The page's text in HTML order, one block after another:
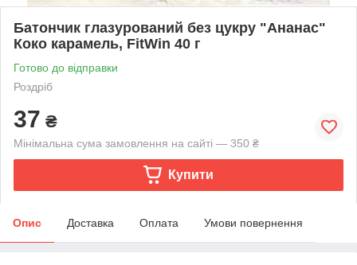
Батончик глазурований без цукру "Ананас"
Коко карамель, FitWin 40 г
Готово до відправки
Роздріб
37 ₴
Мінімальна сума замовлення на сайті — 350 ₴
Купити
Опис Доставка Оплата Умови повернення